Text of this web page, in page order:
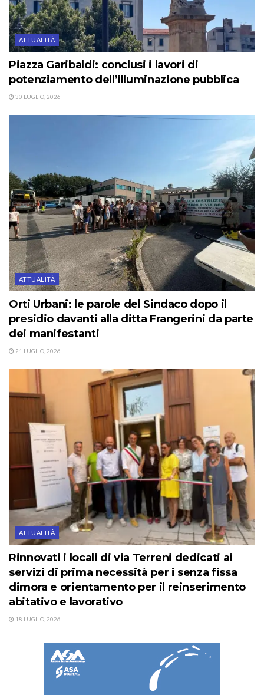
ATTUALITÀ
Piazza Garibaldi: conclusi i lavori di
potenziamento dell’illuminazione pubblica
30 LUGLIO, 2026
ATTUALITÀ
Orti Urbani: le parole del Sindaco dopo il
presidio davanti alla ditta Frangerini da parte
dei manifestanti
21 LUGLIO, 2026
ATTUALITÀ
Rinnovati i locali di via Terreni dedicati ai
servizi di prima necessità per i senza fissa
dimora e orientamento per il reinserimento
abitativo e lavorativo
18 LUGLIO, 2026